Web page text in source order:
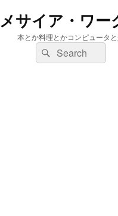
メサイア・ワー
本とか料理とかコンピュータ
検
索:
検
索